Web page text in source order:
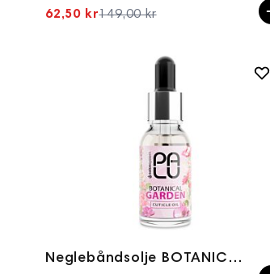
Spesialpris
62,50 kr149,00 kr
Neglebåndsolje BOTANICAL GARDEN 15ml PALU